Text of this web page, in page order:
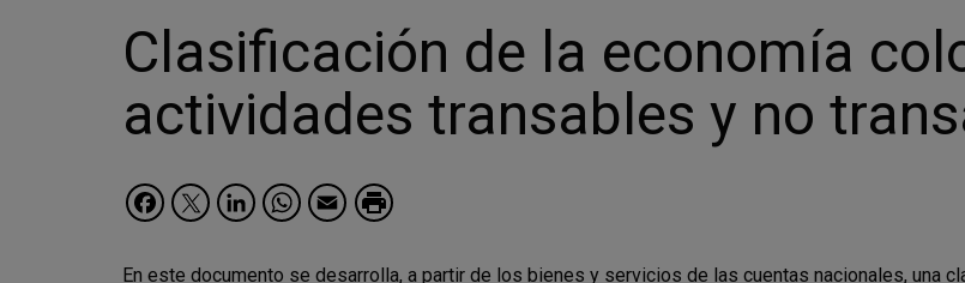
Clasificación de la economía
actividades transables y no
Facebook
Twitter
LinkedIn
WhatsApp
Email
En este documento se desarrolla, a partir de los bienes y servicios de las cuentas nacionales, una